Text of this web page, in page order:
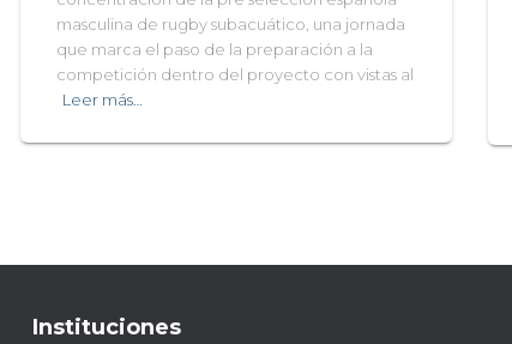
masculina de rugby subacuático, una jornada
que marca el paso de la preparación a la
competición dentro del proyecto con vistas al
Leer más…
Instituciones